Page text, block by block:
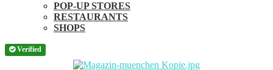
POP-UP STORES
RESTAURANTS
SHOPS
Verified